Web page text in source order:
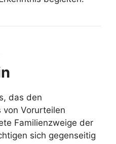
das den
von Vorurteilen
Familienzweige der
sich gegenseitig